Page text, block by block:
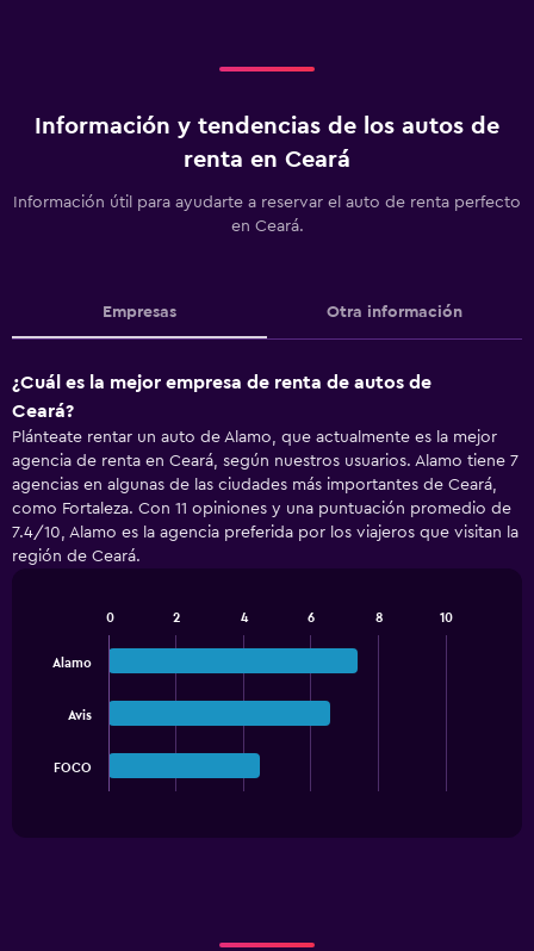
Información y tendencias de los autos de
renta en Ceará
Información útil para ayudarte a reservar el auto de renta perfecto
en Ceará.
Empresas Otra información
¿Cuál es la mejor empresa de renta de autos de
Ceará?
Plánteate rentar un auto de Alamo, que actualmente es la mejor
agencia de renta en Ceará, según nuestros usuarios. Alamo tiene 7
agencias en algunas de las ciudades más importantes de Ceará,
como Fortaleza. Con 11 opiniones y una puntuación promedio de
7.4/10, Alamo es la agencia preferida por los viajeros que visitan la
región de Ceará.
with
bars.
chart
Alamo
Avis
FOCO
0 2 4 6 8 10